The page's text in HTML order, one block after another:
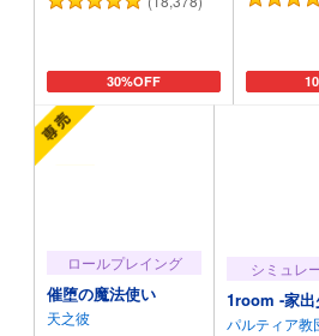
30%OFF
カートに追加 カ
ロールプレイング
催堕の魔法使い
天之彼
シミュレ
1room -家出
パルティア教